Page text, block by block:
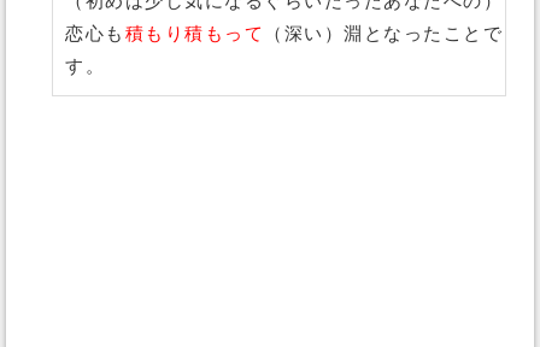
恋心も 積もり積もって
（深い）淵となったことで
す。